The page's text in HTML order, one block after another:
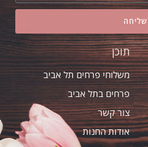
שליחה
תוכן
משלוחי פרחים תל אביב
פרחים בתל אביב
צור קשר
אודות החנות